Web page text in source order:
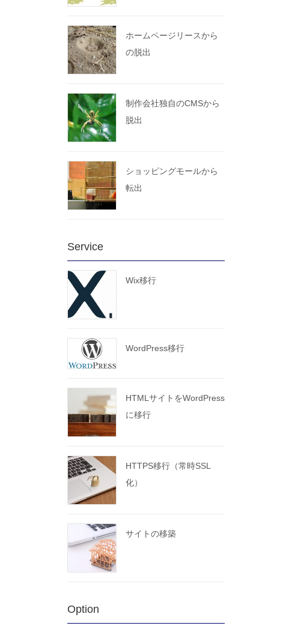
ホームページリースから
の脱出
制作会社独自のCMSから
脱出
ショッピングモールから
転出
Service
Wix移行
WordPress移行
HTMLサイトをWordPress
に移行
HTTPS移行（常時SSL
化）
サイトの移築
Option